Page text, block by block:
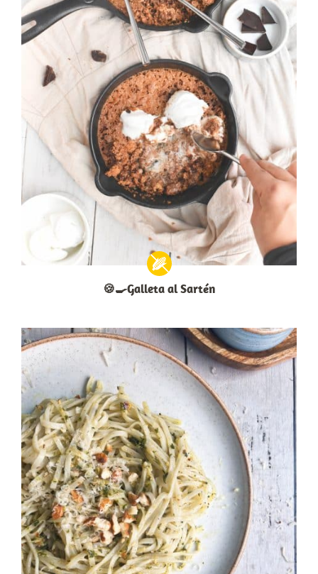
🍪🍳Galleta al Sartén